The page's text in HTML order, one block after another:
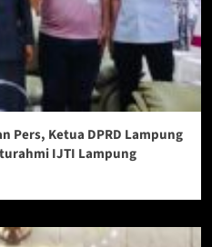
Pers, Ketua DPRD Lampung
IJTI Lampung